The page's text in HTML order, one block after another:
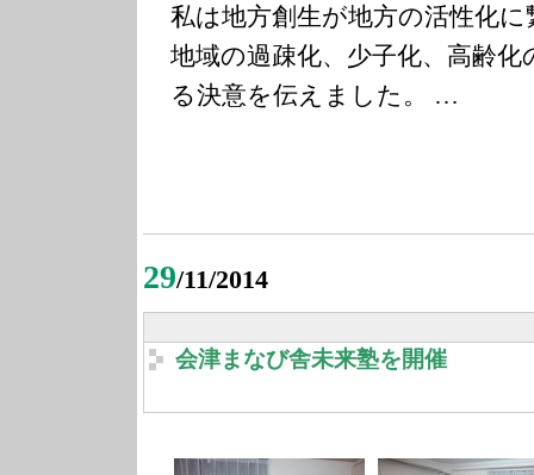
私は地方創生が地方の活性化
地域の過疎化、少子化、高齢
る決意を伝えました。 …
29/11/2014
会津まなび舎未来塾を開催